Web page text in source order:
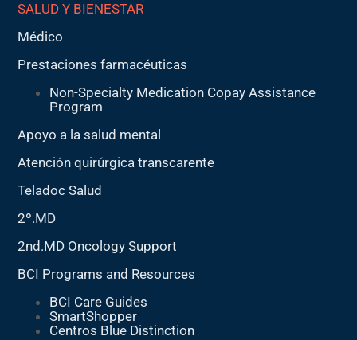
SALUD Y BIENESTAR
Médico
Prestaciones farmacéuticas
Non-Specialty Medication Copay Assistance
Program
Apoyo a la salud mental
Atención quirúrgica transcarente
Teladoc Salud
2º.MD
2nd.MD Oncology Support
BCI Programs and Resources
BCI Care Guides
SmartShopper
Centros Blue Distinction